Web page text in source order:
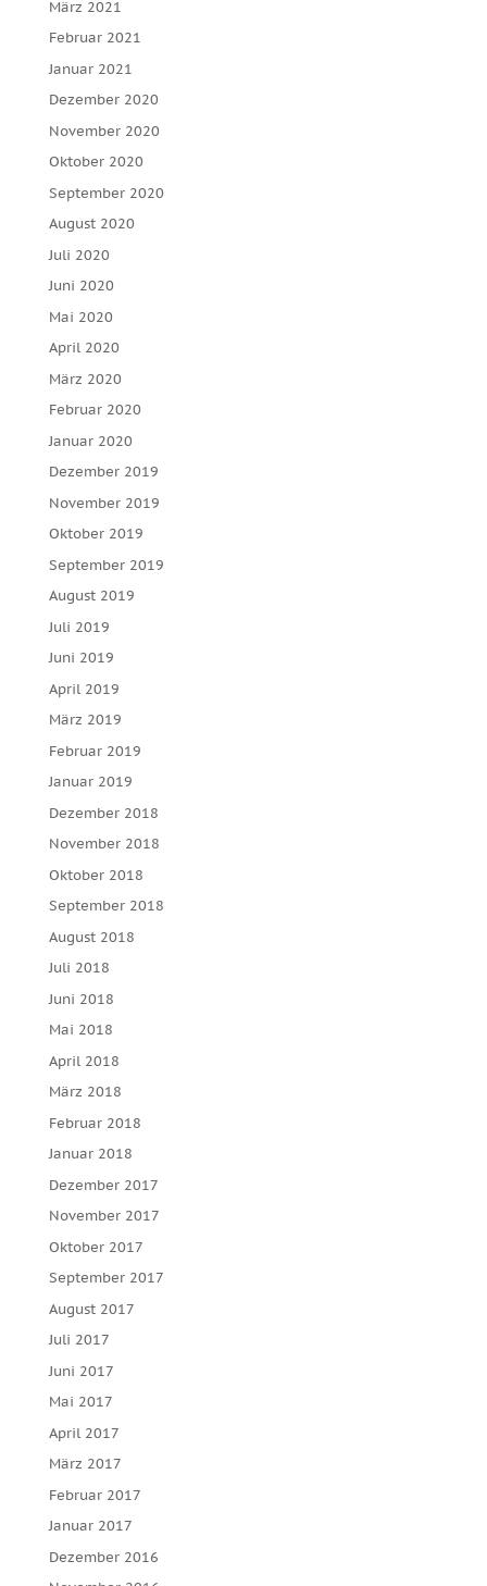
März 2021
Februar 2021
Januar 2021
Dezember 2020
November 2020
Oktober 2020
September 2020
August 2020
Juli 2020
Juni 2020
Mai 2020
April 2020
März 2020
Februar 2020
Januar 2020
Dezember 2019
November 2019
Oktober 2019
September 2019
August 2019
Juli 2019
Juni 2019
April 2019
März 2019
Februar 2019
Januar 2019
Dezember 2018
November 2018
Oktober 2018
September 2018
August 2018
Juli 2018
Juni 2018
Mai 2018
April 2018
März 2018
Februar 2018
Januar 2018
Dezember 2017
November 2017
Oktober 2017
September 2017
August 2017
Juli 2017
Juni 2017
Mai 2017
April 2017
März 2017
Februar 2017
Januar 2017
Dezember 2016